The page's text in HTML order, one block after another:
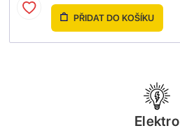
PŘIDAT DO KOŠÍKU
Elektro